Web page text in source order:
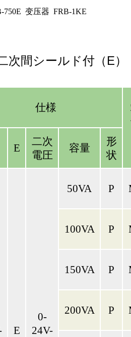
变压器 FRB-1KE
次間シールド付（E）
仕様
E
二次
電圧
容量
形
状
E
0-
24V-
50VA P
100VA P
150VA P
200VA P